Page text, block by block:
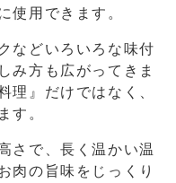
使用できます。
などいろいろな味付
み方も広がってきま
理』だけではなく、
す。
さで、長く温かい温
肉の旨味をじっくり